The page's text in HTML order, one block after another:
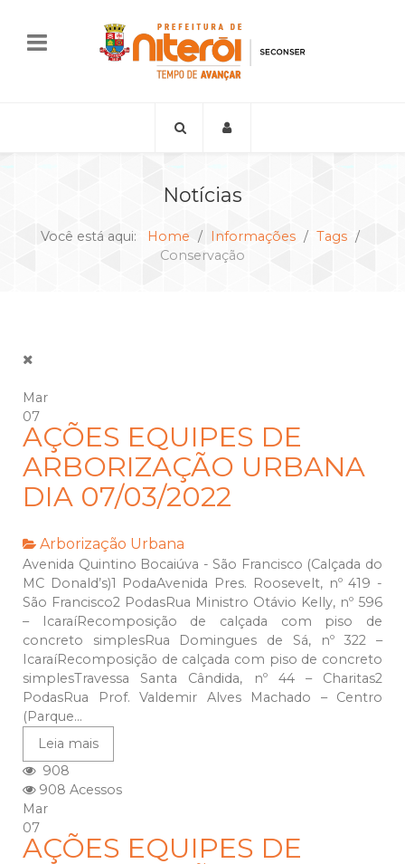
Notícias
Você está aqui: Home Informações
Tags
Conservação
Mar
07
AÇÕES EQUIPES DE
ARBORIZAÇÃO URBANA
DIA 07/03/2022
Arborização Urbana
Avenida Quintino Bocaiúva - São Francisco (Calçada do
MC Donald’s)1 PodaAvenida Pres. Roosevelt, nº 419 -
São Francisco2 PodasRua Ministro Otávio Kelly, nº 596
– IcaraíRecomposição de calçada com piso de
concreto simplesRua Domingues de Sá, nº 322 –
IcaraíRecomposição de calçada com piso de concreto
simplesTravessa Santa Cândida, nº 44 – Charitas2
PodasRua Prof. Valdemir Alves Machado – Centro
(Parque...
Leia mais
908
908 Acessos
Mar
07
AÇÕES EQUIPES DE